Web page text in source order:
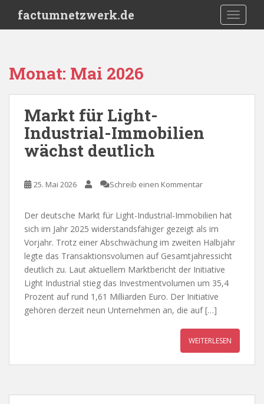
i
factumnetzwerk.de
Monat: Mai 2026
Markt für Light-
Industrial-Immobilien
wächst deutlich
25. Mai 2026 Schreib einen Kommentar
Der deutsche Markt für Light-Industrial-Immobilien hat
sich im Jahr 2025 widerstandsfähiger gezeigt als im
Vorjahr. Trotz einer Abschwächung im zweiten Halbjahr
legte das Transaktionsvolumen auf Gesamtjahressicht
deutlich zu. Laut aktuellem Marktbericht der Initiative
Light Industrial stieg das Investmentvolumen um 35,4
Prozent auf rund 1,61 Milliarden Euro. Der Initiative
gehören derzeit neun Unternehmen an, die auf […]
WEITERLESEN